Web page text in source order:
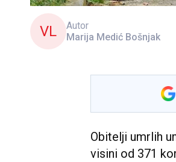
VL
Autor
Marija Medić Bošnjak
Obitelji umrlih
visini od 371